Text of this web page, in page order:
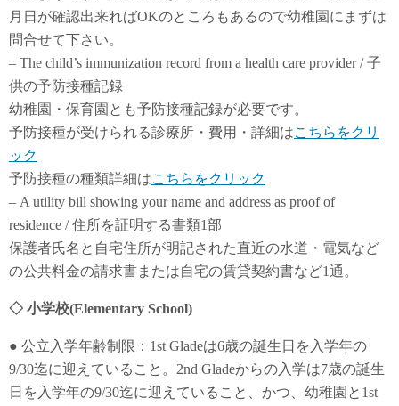
月日が確認出来ればOKのところもあるので幼稚園にまずは
問合せて下さい。
– The child’s immunization record from a health care provider / 子
供の予防接種記録
幼稚園・保育園とも予防接種記録が必要です。
予防接種が受けられる診療所・費用・詳細はこちらをクリ
ック
予防接種の種類詳細はこちらをクリック
– A utility bill showing your name and address as proof of
residence / 住所を証明する書類1部
保護者氏名と自宅住所が明記された直近の水道・電気など
の公共料金の請求書または自宅の賃貸契約書など1通。
◇ 小学校(Elementary School)
● 公立入学年齢制限：1st Gladeは6歳の誕生日を入学年の
9/30迄に迎えていること。2nd Gladeからの入学は7歳の誕生
日を入学年の9/30迄に迎えていること、かつ、幼稚園と1st